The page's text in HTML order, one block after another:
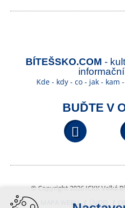
BÍTEŠSKO.COM -
informační
Kde - kdy - co - jak - kam
BUĎTE V
© Copyright 2026 ICKK Velká
MAPA WEBU
ÚVOD